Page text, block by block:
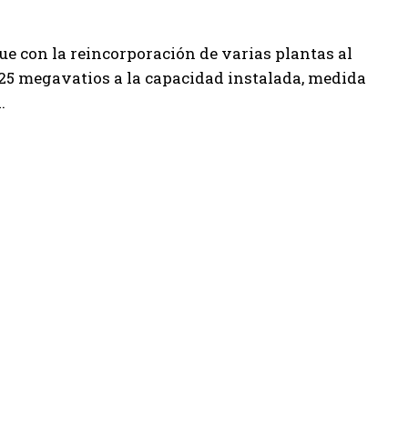
con la reincorporación de varias plantas al
megavatios a la capacidad instalada, medida